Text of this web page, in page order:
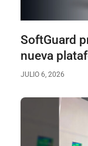
SoftGuard
nueva
JULIO 6, 2026